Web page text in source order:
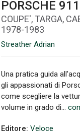
PORSCHE
COUPE', TARGA,
1978-1983
Streather Adrian
Una pratica guida
gli appassionati di
come scegliere la
volume in grado di...
Editore: Veloce